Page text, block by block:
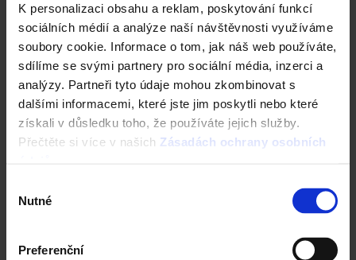
K personalizaci obsahu a reklam, poskytování funkcí
sociálních médií a analýze naší návštěvnosti využíváme
soubory cookie. Informace o tom, jak náš web používáte,
sdílíme se svými partnery pro sociální média, inzerci a
analýzy. Partneři tyto údaje mohou zkombinovat s
dalšími informacemi, které jste jim poskytli nebo které
získali v důsledku toho, že používáte jejich služby.
Přečtěte si více v našich Zásadách ochrany osobních
souhlasu
Nutné
Preferenční